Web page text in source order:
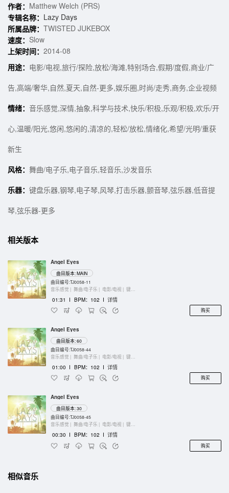
作者： Matthew Welch (PRS)
专辑名称： Lazy Days
所属品牌： TWISTED JUKEBOX
速度： Slow
上架时间： 2014-08
用途： 电影/电视,旅行/探险,放松/海滩,特别场合,假期/度假,商业/广
告,高端/奢华,自然,夏天,自然-更多,娱乐圈,时尚/走秀,商务,企业视频
情绪： 音乐感觉,深情,抽象,科学与技术,快乐/积极,乐观/积极,欢乐/开
心,温暖/阳光,悠闲,悠闲的,清凉的,轻松/放松,情绪化,希望/光明/重获
新生
风格： 舞曲/电子乐,电子音乐,轻音乐,沙发音乐
乐器： 键盘乐器,钢琴,电子琴,风琴,打击乐器,颤音琴,弦乐器,低音提
琴,弦乐器-更多
相关版本
Angel Eyes
曲目版本: MAIN
曲目编号:TJ0058-11
音乐感觉 | 舞曲/电子乐 | 电影/电视 | 键盘乐器
01:31 I BPM：102 I 详情
购买
Angel Eyes
曲目版本: 60
曲目编号:TJ0058-44
音乐感觉 | 舞曲/电子乐 | 电影/电视 | 键盘乐器
01:00 I BPM：102 I 详情
购买
Angel Eyes
曲目版本: 30
曲目编号:TJ0058-45
音乐感觉 | 舞曲/电子乐 | 电影/电视 | 键盘乐器
00:30 I BPM：102 I 详情
购买
相似音乐